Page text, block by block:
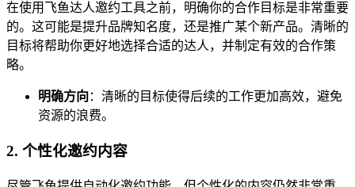
在使用飞鱼达人邀约工具之前，明确你的合作目标是非常重要
的。这可能是提升品牌知名度，还是推广某个新产品。清晰的
目标将帮助你更好地选择合适的达人，并制定有效的合作策
略。
明确方向 ：清晰的目标使得后续的工作更加高效，避免
资源的浪费。
2. 个性化邀约内容